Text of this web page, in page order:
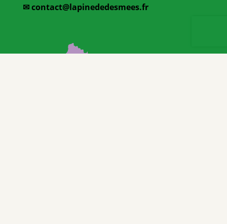
✉contact@lapinededesmees.fr